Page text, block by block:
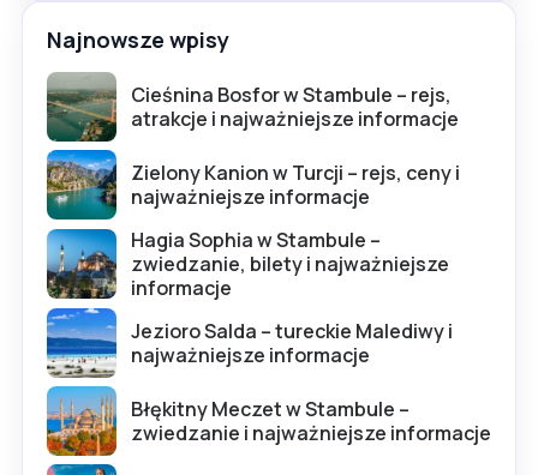
Najnowsze wpisy
Cieśnina Bosfor w Stambule – rejs,
atrakcje i najważniejsze informacje
Zielony Kanion w Turcji – rejs, ceny i
najważniejsze informacje
Hagia Sophia w Stambule –
zwiedzanie, bilety i najważniejsze
informacje
Jezioro Salda – tureckie Malediwy i
najważniejsze informacje
Błękitny Meczet w Stambule –
zwiedzanie i najważniejsze informacje